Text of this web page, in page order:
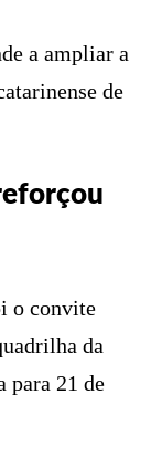
a ampliar a
de
o convite
da
para 21 de